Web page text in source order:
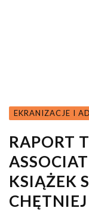
EKRANIZACJE I
RAPORT
KSIĄŻEK
CHĘTNIEJ